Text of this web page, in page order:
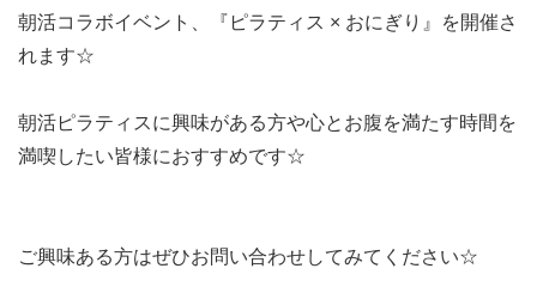
朝活コラボイベント、『ピラティス × おにぎり』を開催さ
れます☆
朝活ピラティスに興味がある方や心とお腹を満たす時間を
満喫したい皆様におすすめです☆
ご興味ある方はぜひお問い合わせしてみてください☆